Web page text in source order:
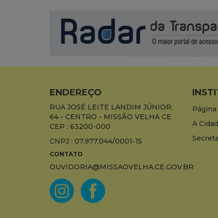
ENDEREÇO
RUA JOSÉ LEITE LANDIM JÚNIOR,
64 - CENTRO - MISSÃO VELHA CE
CEP : 63200-000
CNPJ : 07.977.044/0001-15
CONTATO
OUVIDORIA@MISSAOVELHA.CE.GOV.BR
A